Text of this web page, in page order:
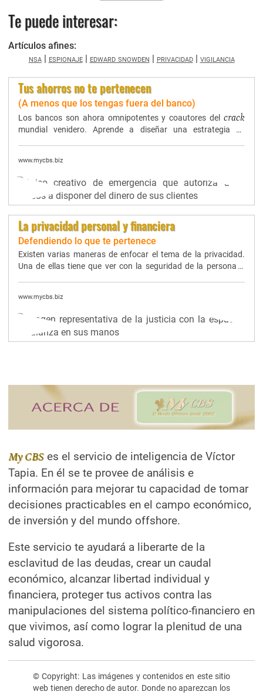
Te puede interesar:
Artículos afines:
nsa| espionaje| edward snowden | privacidad| vigilancia
Tus ahorros no te pertenecen
(A menos que los tengas fuera del banco)
Los bancos son ahora omnipotentes y coautores del crack
mundial venidero. Aprende a diseñar una estrategia de
www.mycbs.biz
La privacidad personal y financiera
Defendiendo lo que te pertenece
Existen varias maneras de enfocar el tema de la privacidad.
Una de ellas tiene que ver con la seguridad de la persona y,
www.mycbs.biz
My CBS es el servicio de inteligencia de Víctor
Tapia. En él se te provee de análisis e
información para mejorar tu capacidad de tomar
decisiones practicables en el campo económico,
de inversión y del mundo offshore.
Este servicio te ayudará a liberarte de la
esclavitud de las deudas, crear un caudal
económico, alcanzar libertad individual y
financiera, proteger tus activos contra las
manipulaciones del sistema político-financiero en
que vivimos, así como lograr la plenitud de una
salud vigorosa.
© Copyright: Las imágenes y contenidos en este sitio
web tienen derecho de autor. Donde no aparezcan los